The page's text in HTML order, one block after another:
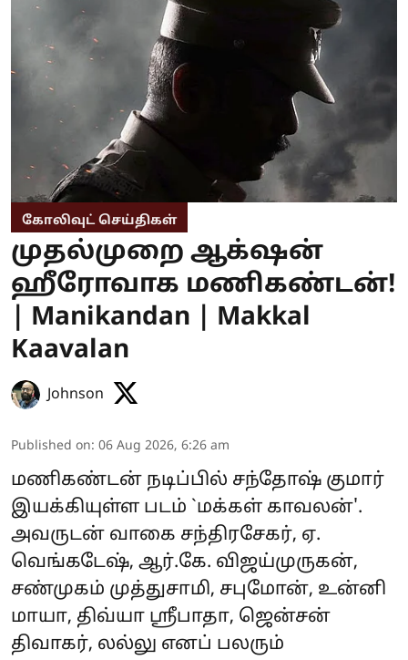
கோலிவுட் செய்திகள்
முதல்முறை ஆக்‌ஷன்
ஹீரோவாக மணிகண்டன்!
| Manikandan | Makkal
Kaavalan
Johnson
Published on: 06 Aug 2026, 6:26 am
மணிகண்டன் நடிப்பில் சந்தோஷ் குமார்
இயக்கியுள்ள படம் `மக்கள் காவலன்'.
அவருடன் வாகை சந்திரசேகர், ஏ.
வெங்கடேஷ், ஆர்.கே. விஜய்முருகன்,
சண்முகம் முத்துசாமி, சபுமோன், உன்னி
மாயா, திவ்யா ஸ்ரீபாதா, ஜென்சன்
திவாகர், லல்லு எனப் பலரும்